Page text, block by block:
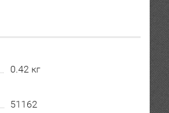
0.42 кг
51162